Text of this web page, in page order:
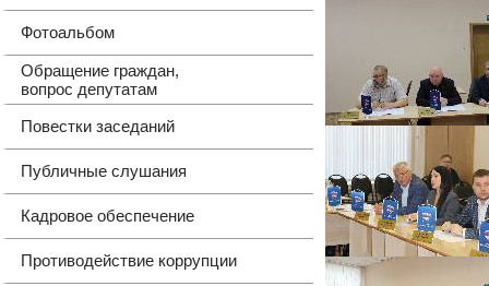
Фотоальбом
Обращение граждан,
вопрос депутатам
Повестки заседаний
Публичные слушания
Кадровое обеспечение
Противодействие коррупции